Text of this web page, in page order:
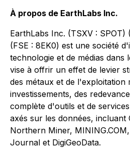
À propos de EarthLabs Inc.
EarthLabs Inc. (TSXV : SPOT)
(FSE : 8EK0) est une société
technologie et de médias dans
vise à offrir un effet de levier
des métaux et de l'exploitation
investissements, des
complète d'outils et de
axés sur les données, incluant
Northern Miner,
Journal et DigiGeoData.